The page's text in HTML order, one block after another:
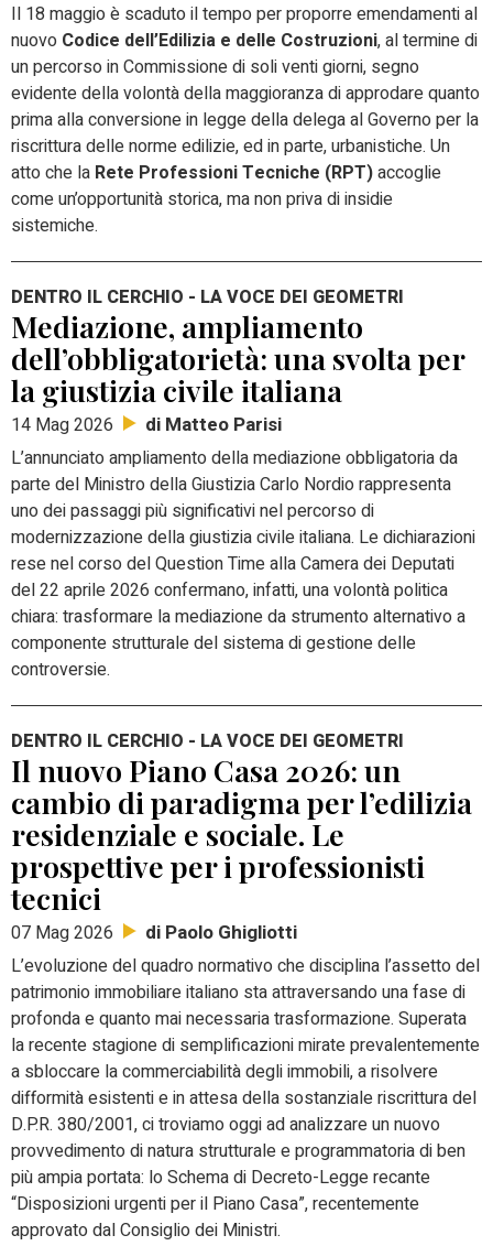
Il 18 maggio è scaduto il tempo per proporre emendamenti al
nuovo Codice dell’Edilizia e delle Costruzioni,al termine di
un percorso in Commissione di soli venti giorni, segno
evidente della volontà della maggioranza di approdare quanto
prima alla conversione in legge della delega al Governo per la
riscrittura delle norme edilizie, ed in parte, urbanistiche. Un
atto che la Rete Professioni Tecniche (RPT)accoglie
come un’opportunità storica, ma non priva di insidie
sistemiche.
DENTRO IL CERCHIO - LA VOCE DEI GEOMETRI
Mediazione, ampliamento
dell’obbligatorietà: una svolta per
la giustizia civile italiana
14 Mag 2026 di Matteo Parisi
L’annunciato ampliamento della mediazione obbligatoria da
parte del Ministro della Giustizia Carlo Nordio rappresenta
uno dei passaggi più significativi nel percorso di
modernizzazione della giustizia civile italiana. Le dichiarazioni
rese nel corso del Question Time alla Camera dei Deputati
del 22 aprile 2026 confermano, infatti, una volontà politica
chiara: trasformare la mediazione da strumento alternativo a
componente strutturale del sistema di gestione delle
controversie.
DENTRO IL CERCHIO - LA VOCE DEI GEOMETRI
Il nuovo Piano Casa 2026: un
cambio di paradigma per l’edilizia
residenziale e sociale. Le
prospettive per i professionisti
tecnici
07 Mag 2026 di Paolo Ghigliotti
L’evoluzione del quadro normativo che disciplina l’assetto del
patrimonio immobiliare italiano sta attraversando una fase di
profonda e quanto mai necessaria trasformazione. Superata
la recente stagione di semplificazioni mirate prevalentemente
a sbloccare la commerciabilità degli immobili, a risolvere
difformità esistenti e in attesa della sostanziale riscrittura del
D.P.R. 380/2001, ci troviamo oggi ad analizzare un nuovo
provvedimento di natura strutturale e programmatoria di ben
più ampia portata: lo Schema di Decreto-Legge recante
“Disposizioni urgenti per il Piano Casa”, recentemente
approvato dal Consiglio dei Ministri.